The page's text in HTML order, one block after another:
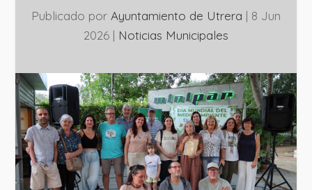
Publicado por Ayuntamiento de Utrera | 8 Jun
2026 | ‎Noticias Municipales